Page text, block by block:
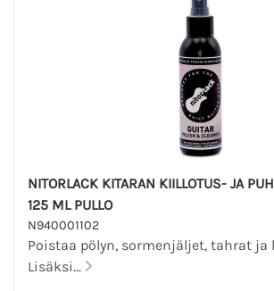
NITORLACK KITARAN KIILLOTUS- JA
125 ML PULLO
N940001102
Poistaa pölyn, sormenjäljet, tahrat ja
Lisäksi...